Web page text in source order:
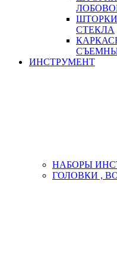
СТЕКЛА
ИНСТРУМЕНТ
НАБОРЫ
ГОЛОВКИ ,